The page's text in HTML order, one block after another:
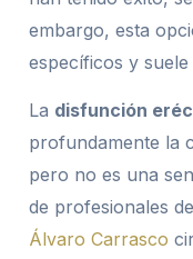
embargo, esta
específicos y
La disfunción
profundamente la
pero no es una
de profesionales
Álvaro Carrasco